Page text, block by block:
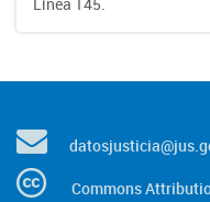
Línea 145.
Commons